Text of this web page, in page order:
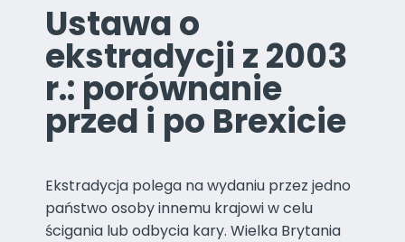
Ustawa o
ekstradycji z 2003
r.: porównanie
przed i po Brexicie
Ekstradycja polega na wydaniu przez jedno
państwo osoby innemu krajowi w celu
ścigania lub odbycia kary. Wielka Brytania